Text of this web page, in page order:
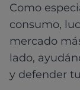
Como
consumo,
mercado
lado,
y defender